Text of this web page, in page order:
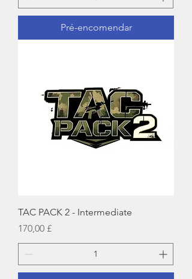
Pré-encomendar
TAC PACK 2 - Intermediate
Preço
170,00 £